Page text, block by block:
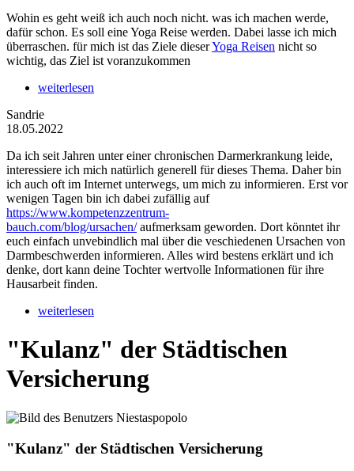
Wohin es geht weiß ich auch noch nicht. was ich machen werde,
dafür schon. Es soll eine Yoga Reise werden. Dabei lasse ich mich
überraschen. für mich ist das Ziele dieserYoga Reisen nicht so
wichtig, das Ziel ist voranzukommen
weiterlesen
Sandrie
18.05.2022
Da ich seit Jahren unter einer chronischen Darmerkrankung leide,
interessiere ich mich natürlich generell für dieses Thema. Daher bin
ich auch oft im Internet unterwegs, um mich zu informieren. Erst vor
wenigen Tagen bin ich dabei zufällig auf
https://www.kompetenzzentrum-
bauch.com/blog/ursachen/aufmerksam geworden. Dort könntet ihr
euch einfach unvebindlich mal über die veschiedenen Ursachen von
Darmbeschwerden informieren. Alles wird bestens erklärt und ich
denke, dort kann deine Tochter wertvolle Informationen für ihre
Hausarbeit finden.
weiterlesen
"Kulanz" der Städtischen
Versicherung
"Kulanz" der Städtischen Versicherung